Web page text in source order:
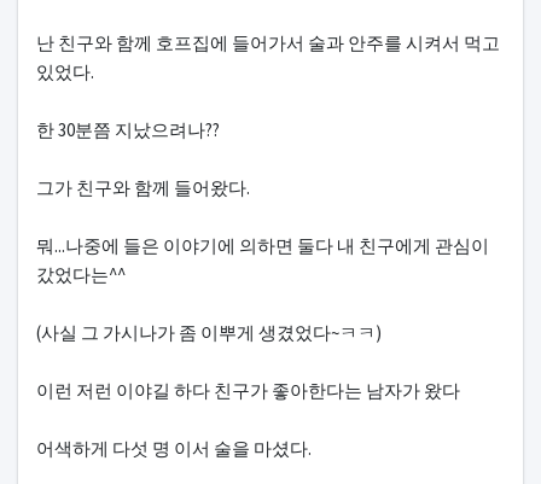
난 친구와 함께 호프집에 들어가서 술과 안주를 시켜서 먹고
있었다.
한 30분쯤 지났으려나??
그가 친구와 함께 들어왔다.
뭐...나중에 들은 이야기에 의하면 둘다 내 친구에게 관심이
갔었다는^^
(사실 그 가시나가 좀 이뿌게 생겼었다~ㅋㅋ)
이런 저런 이야길 하다 친구가 좋아한다는 남자가 왔다
어색하게 다섯 명 이서 술을 마셨다.